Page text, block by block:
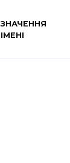
ЗНАЧЕННЯ
ІМЕНІ